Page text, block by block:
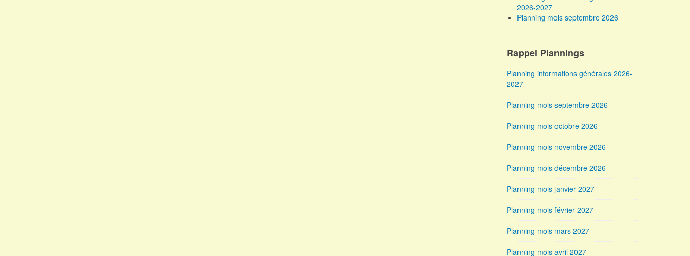
2026-2027
Planning mois septembre 2026
Rappel Plannings
Planning informations générales 2026-
2027
Planning mois septembre 2026
Planning mois octobre 2026
Planning mois novembre 2026
Planning mois décembre 2026
Planning mois janvier 2027
Planning mois février 2027
Planning mois mars 2027
Planning mois avril 2027